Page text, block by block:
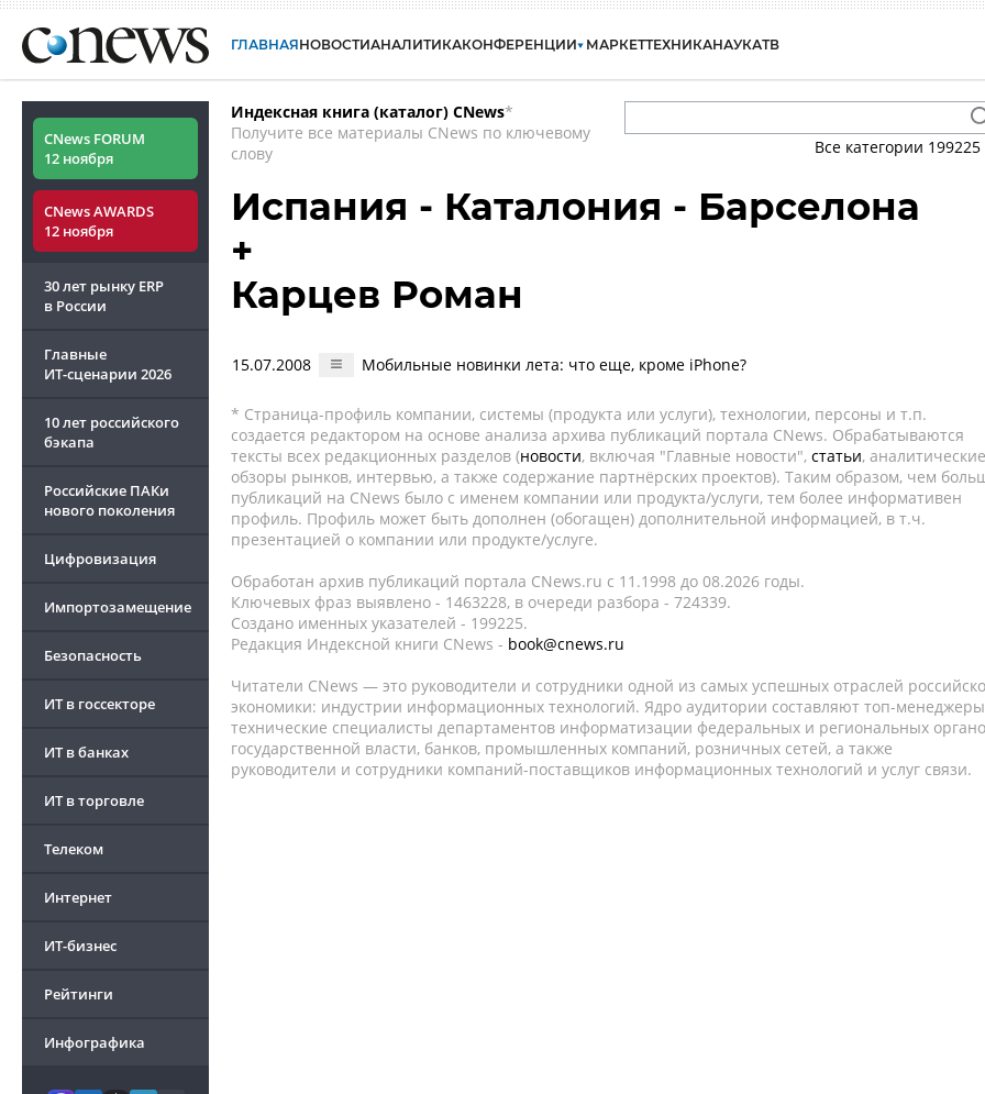
ГЛАВНАЯНОВОСТИАНАЛИТИКАКОНФЕРЕНЦИИ МАРКЕТТЕХНИКАНАУКАТВ
CNews FORUM
12 ноября
CNews AWARDS
12 ноября
30 лет рынку ERP
в России
Главные
ИТ-сценарии 2026
10 лет российского
бэкапа
Российские ПАКи
нового поколения
Цифровизация
Импортозамещение
Безопасность
ИТ в госсекторе
ИТ в банках
ИТ в торговле
Телеком
Интернет
ИТ-бизнес
Рейтинги
Инфографика
Индексная книга (каталог) CNews*
Получите все материалы CNews по ключевому
слову
Все категории 199225
Испания - Каталония - Барселона
+
Карцев Роман
15.07.2008 Мобильные новинки лета: что еще, кроме iPhone?
* Страница-профиль компании, системы (продукта или услуги), технологии, персоны и т.п.
создается редактором на основе анализа архива публикаций портала CNews. Обрабатываются
тексты всех редакционных разделов (новости, включая "Главные новости", статьи, аналитические
обзоры рынков, интервью, а также содержание партнёрских проектов). Таким образом, чем
публикаций на CNews было с именем компании или продукта/услуги, тем более информативен
профиль. Профиль может быть дополнен (обогащен) дополнительной информацией, в т.ч.
презентацией о компании или продукте/услуге.
Обработан архив публикаций портала CNews.ru c 11.1998 до 08.2026 годы.
Ключевых фраз выявлено - 1463228, в очереди разбора - 724339.
Создано именных указателей - 199225.
Редакция Индексной книги CNews - book@cnews.ru
Читатели CNews — это руководители и сотрудники одной из самых успешных отраслей
экономики: индустрии информационных технологий. Ядро аудитории составляют топ-
технические специалисты департаментов информатизации федеральных и региональных
государственной власти, банков, промышленных компаний, розничных сетей, а также
руководители и сотрудники компаний-поставщиков информационных технологий и услуг связи.